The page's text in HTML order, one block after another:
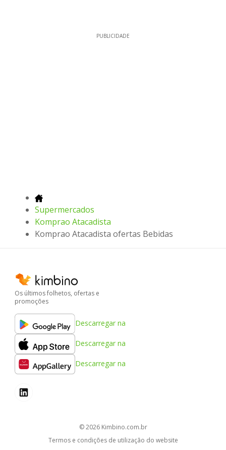
PUBLICIDADE
Supermercados
Komprao Atacadista
Komprao Atacadista ofertas Bebidas
Os últimos folhetos, ofertas e
promoções
Descarregar na
Descarregar na
Descarregar na
© 2026 kimbino.com.br
Termos e condições de utilização do website